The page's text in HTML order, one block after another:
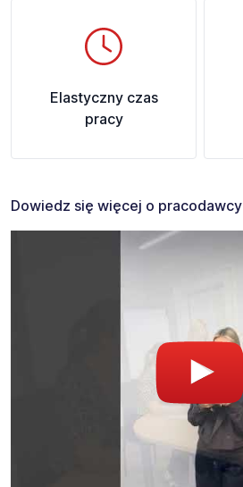
Elastyczny czas
pracy
Dowiedz się więcej o pracodawcy